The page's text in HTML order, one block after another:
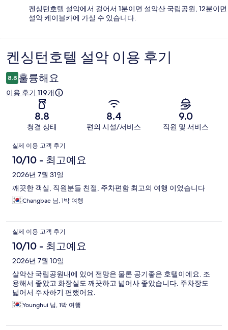
켄싱턴호텔 설악에서 걸어서 1분이면 설악산 국립공원, 12분이면
설악 케이블카에 가실 수 있습니다.
이
용
후
켄싱턴호텔 설악 이용 후기
8.8 훌륭해요
이용 후기 119개
8.8
청결 상태
8.4
편의 시설/서비스
9.0
직원 및 서비스
이
용
후
기
실제 이용 고객 후기
10/10 - 최고예요
2026년 7월 31일
깨끗한 객실, 직원분들 친절, 주차편함 최고의 여행 이었습니다
Changbae 님, 1박 여행
실제 이용 고객 후기
10/10 - 최고예요
2026년 7월 10일
살악산 국립공원내에 있어 전망은 물론 공기좋은 호텔이에요. 조
용해서 좋았고 화장실도 깨끗하고 넓어사 좋았습니다. 주차장도
넓어서 주차하기 편했어요.
Younghui 님, 1박 여행